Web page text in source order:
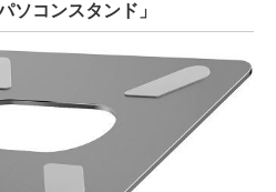
コンスタンド」